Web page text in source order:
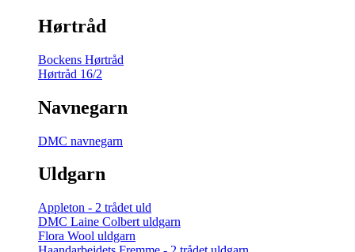
Hørtråd
Bockens Hørtråd
Hørtråd 16/2
Navnegarn
DMC navnegarn
Uldgarn
Appleton - 2 trådet uld
DMC Laine Colbert uldgarn
Flora Wool uldgarn